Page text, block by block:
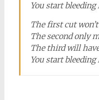
You start
The first cut
The second only
The third will
You start